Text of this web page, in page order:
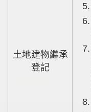
土地建物繼承
登記
6. 法院准予備查之繼承權拋棄文
7. 遺產稅繳納(免)納證明書或其